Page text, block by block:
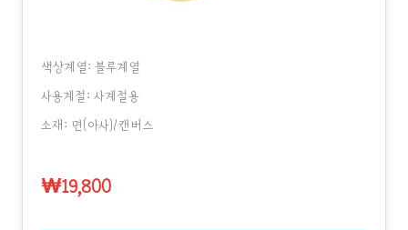
색상계열: 블루계열
사용계절: 사계절용
소재: 면(아사)/캔버스
₩19,800